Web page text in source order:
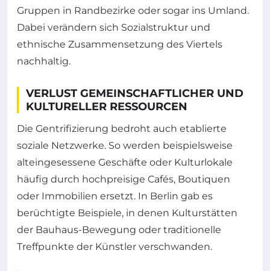
Gruppen in Randbezirke oder sogar ins Umland.
Dabei verändern sich Sozialstruktur und
ethnische Zusammensetzung des Viertels
nachhaltig.
VERLUST GEMEINSCHAFTLICHER UND
KULTURELLER RESSOURCEN
Die Gentrifizierung bedroht auch etablierte
soziale Netzwerke. So werden beispielsweise
alteingesessene Geschäfte oder Kulturlokale
häufig durch hochpreisige Cafés, Boutiquen
oder Immobilien ersetzt. In Berlin gab es
berüchtigte Beispiele, in denen Kulturstätten
der Bauhaus-Bewegung oder traditionelle
Treffpunkte der Künstler verschwanden.